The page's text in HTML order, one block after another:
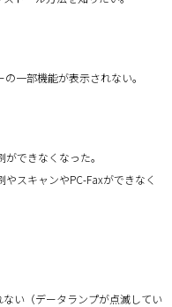
一部機能が表示されない。
できなくなった。
スキャンやPC-Faxができなく
い（データランプが点滅してい